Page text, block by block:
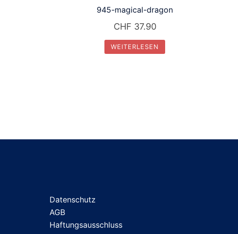
945-magical-dragon
CHF 37.90
WEITERLESEN
Datenschutz
AGB
Haftungsausschluss